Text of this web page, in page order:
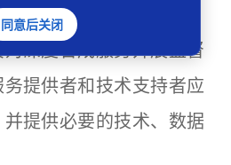
信部门和电信主管部门、
深度合成服务开展监督
提供者和技术支持者应
提供必要的技术、数据
同意后关闭